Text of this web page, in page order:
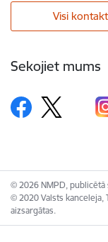
Visi
Sekojiet mums
© 2026 NMPD, publicētā
© 2020 Valsts
aizsargātas.